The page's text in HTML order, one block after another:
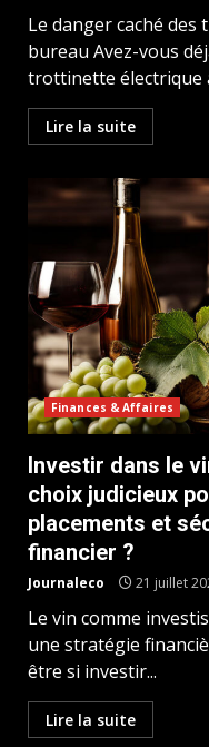
Le danger caché
bureau Avez-vous
trottinette électrique
Lire la suite
Finances & Affaires
Investir dans le
choix judicieux
placements et
financier ?
Journaleco 21 juillet
Le vin comme
une stratégie
être si investir...
Lire la suite